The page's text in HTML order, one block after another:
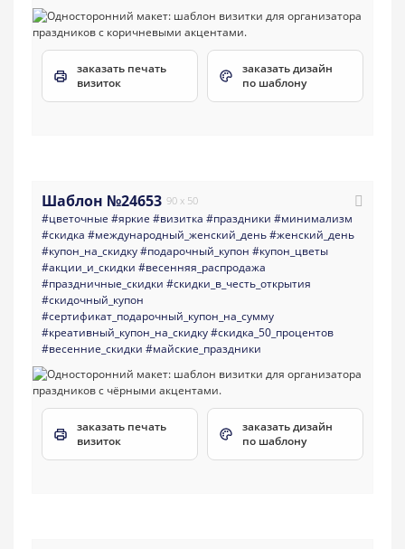
заказать печать
визиток
заказать дизайн
по шаблону
Шаблон №24653 90 x 50
#цветочные #яркие #визитка #праздники #минимализм
#скидка #международный_женский_день#женский_день
#купон_на_скидку#подарочный_купон #купон_цветы
#акции_и_скидки #весенняя_распродажа
#праздничные_скидки #скидки_в_честь_открытия
#скидочный_купон
#сертификат_подарочный_купон_на_сумму
#креативный_купон_на_скидку#скидка_50_процентов
#весенние_скидки #майские_праздники
заказать печать
визиток
заказать дизайн
по шаблону